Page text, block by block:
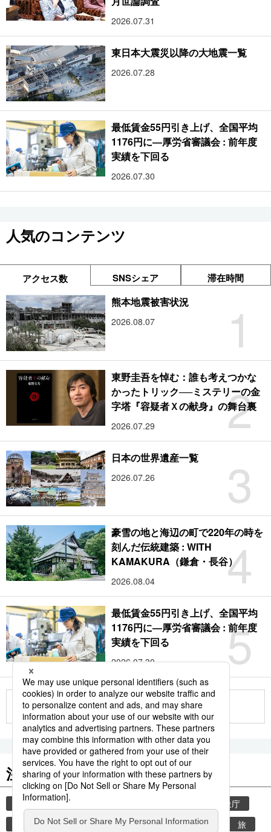
2026.07.31
東日本大震災以降の大地震一覧
2026.07.28
最低賃金55円引き上げ、全国平均
1176円に―厚労省審議会 : 前年度
実績を下回る
2026.07.30
人気のコンテンツ
アクセス数 SNSシェア 滞在時間
1
熊本地震被害状況
2026.08.07
2
東野圭吾を悼む：誰も考えつかな
かったトリック──ミステリーの金
字塔『容疑者Ｘの献身』の舞台裏
2026.07.29
3
日本の世界遺産一覧
2026.07.26
4
豪雪の地と海辺の町で220年の時を
刻んだ伝統建築 : WITH
KAMAKURA（鎌倉・長谷）
2026.08.04
5
最低賃金55円引き上げ、全国平均
1176円に―厚労省審議会 : 前年度
実績を下回る
2026.07.30
もっと見る
注目のキーワード
共同通信ニュース
気象庁
津波 熊本 熊本地震 観光 旅